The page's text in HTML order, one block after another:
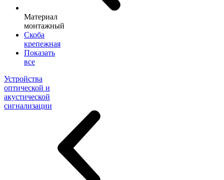
Материал
монтажный
Скоба
крепежная
Показать
все
Устройства
оптической и
акустической
сигнализации